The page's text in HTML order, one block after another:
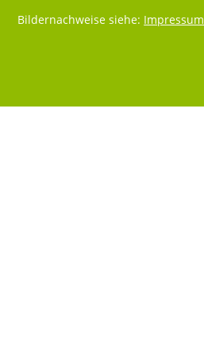
Bildernachweise siehe: Impressum